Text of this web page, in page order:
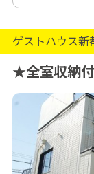
ゲストハウス新
★全室収納